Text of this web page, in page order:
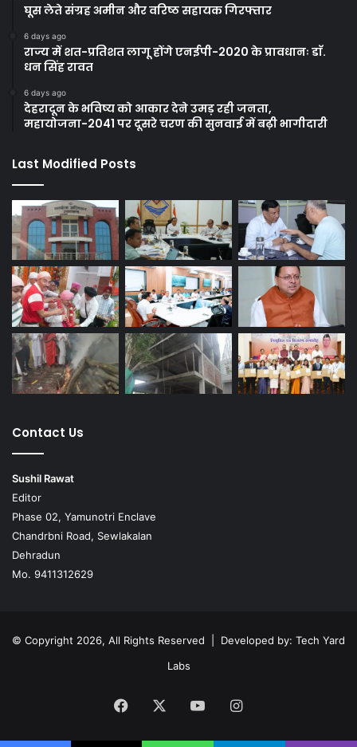
घूस लेते संग्रह अमीन और वरिष्ठ सहायक गिरफ्तार
6 days ago
राज्य में शत-प्रतिशत लागू होंगे एनईपी-2020 के प्रावधानः डाॅ.
धन सिंह रावत
6 days ago
देहरादून के भविष्य को आकार देने उमड़ रही जनता,
महायोजना-2041 पर दूसरे चरण की सुनवाई में बढ़ी भागीदारी
Last Modified Posts
Contact Us
Sushil Rawat
Editor
Phase 02, Yamunotri Enclave
Chandrbni Road, Sewlakalan
Dehradun
Mo. 9411312629
© Copyright 2026, All Rights Reserved | Developed by: Tech Yard
Labs
Facebook YouTubeInstagram